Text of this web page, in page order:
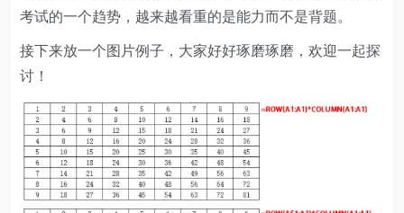
考试的一个趋势，越来越看重的是能力而不是背题。
接下来放一个图片例子，大家好好琢磨琢磨，欢迎一起探
讨！